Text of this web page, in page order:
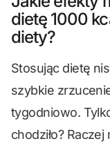
dietę 1000
diety?
Stosując dietę
szybkie
tygodniowo.
chodziło?